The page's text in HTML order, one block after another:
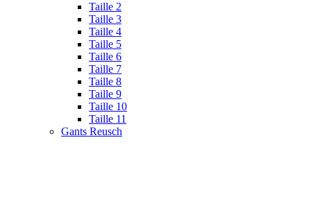
Taille 2
Taille 3
Taille 4
Taille 5
Taille 6
Taille 7
Taille 8
Taille 9
Taille 10
Taille 11
Gants Reusch